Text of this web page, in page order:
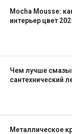
Mocha Mousse:
интерьер цвет
Чем лучше
сантехнический
Металлическое